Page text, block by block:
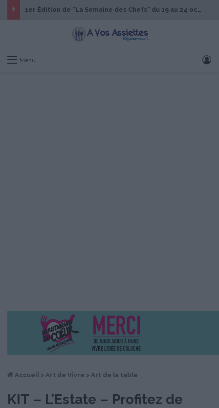
1er Édition de “La Semaine des Chefs” du 19 au 24 octobre 2026
Menu
Accueil > Art de Vivre > Art de la table
KIT – L’Estate – Profitez de